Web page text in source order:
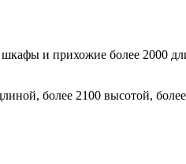
шкафы и прихожие более 2000
более 2100 высотой,